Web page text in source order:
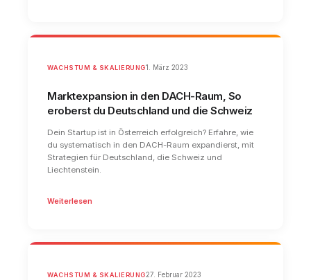
WACHSTUM & SKALIERUNG1. März 2023
Marktexpansion in den DACH-Raum, So
eroberst du Deutschland und die Schweiz
Dein Startup ist in Österreich erfolgreich? Erfahre, wie
du systematisch in den DACH-Raum expandierst, mit
Strategien für Deutschland, die Schweiz und
Liechtenstein.
Weiterlesen
WACHSTUM & SKALIERUNG27. Februar 2023